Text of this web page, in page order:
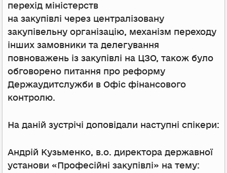
перехід міністерств
на закупівлі через централізовану
закупівельну організацію, механізм переходу
інших замовники та делегування
повноважень із закупівлі на ЦЗО, також було
обговорено питання про реформу
Держаудитслужби в Офіс фінансового
контролю.
На даній зустрічі доповідали наступні спікери:
Андрій Кузьменко, в.о. директора державної
установи «Професійні закупівлі» на тему: